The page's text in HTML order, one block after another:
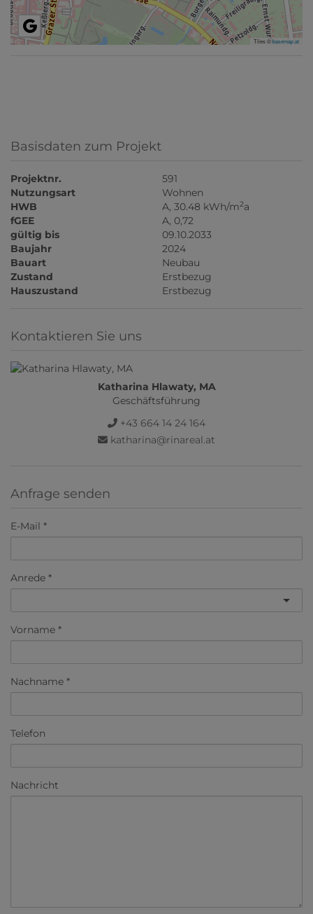
Tiles ©basemap.at
Basisdaten zum Projekt
Projektnr.
591
Nutzungsart
Wohnen
HWB
A, 30.48 kWh/m2a
fGEE
A, 0,72
gültig bis
09.10.2033
Baujahr
2024
Bauart
Neubau
Zustand
Erstbezug
Hauszustand
Erstbezug
Kontaktieren Sie uns
Katharina Hlawaty, MA
Geschäftsführung
+43 664 14 24 164
katharina@rinareal.at
Anfrage senden
E-Mail
Anrede
Vorname
Nachname
Telefon
Nachricht